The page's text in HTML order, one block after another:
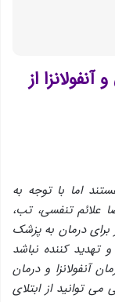
از
اما با توجه به
علائم تنفسی، تب،
درمان به پزشک
تهدید کننده نباشد
آنفولانزا و درمان
توانید از ابتلای